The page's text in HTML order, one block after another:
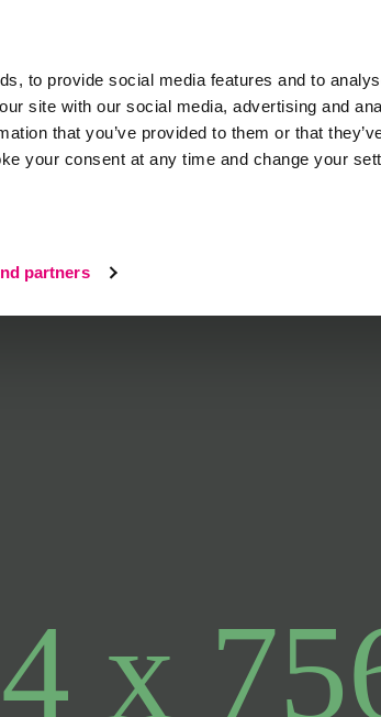
to provide social media features and to
site with our social media, advertising and
that you’ve provided to them or that
your consent at any time and change your
partners